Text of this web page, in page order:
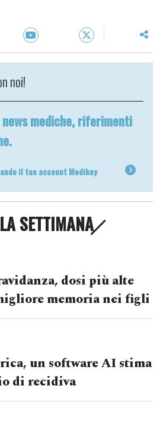
noi!
mediche, riferimenti
il tuo account Medikey
SETTIMANA
dosi più alte
memoria nei figli
un software AI stima
di recidiva